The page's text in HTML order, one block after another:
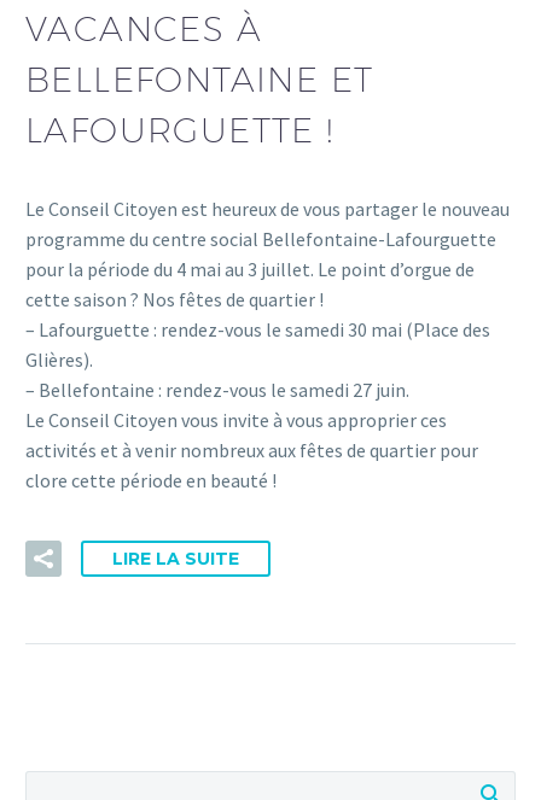
VACANCES À
BELLEFONTAINE ET
LAFOURGUETTE !
Le Conseil Citoyen est heureux de vous partager le nouveau
programme du centre social Bellefontaine-Lafourguette
pour la période du 4 mai au 3 juillet. Le point d’orgue de
cette saison ? Nos fêtes de quartier !
– Lafourguette : rendez-vous le samedi 30 mai (Place des
Glières).
– Bellefontaine : rendez-vous le samedi 27 juin.
Le Conseil Citoyen vous invite à vous approprier ces
activités et à venir nombreux aux fêtes de quartier pour
clore cette période en beauté !
LIRE LA SUITE